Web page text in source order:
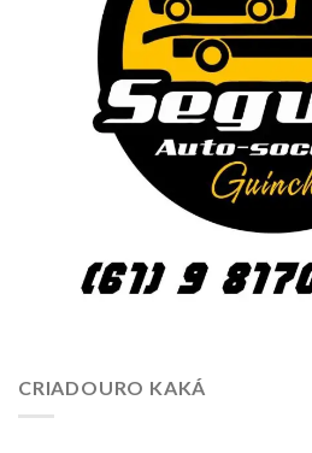
CRIADOURO KAKÁ